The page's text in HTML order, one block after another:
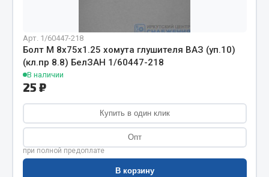
Автомобильный инструмент
Измерительный инструмент
Крепежный инструмент
Режущий инструмент
Слесарный инструмент
Столярный инструмент
Показать ещё
Арт. 1/60447-218
Болт М 8х75х1.25 хомута глушителя ВАЗ (уп.10)
(кл.пр 8.8) БелЗАН 1/60447-218
В наличии
25 ₽
Купить в один клик
Опт
при полной предоплате
В корзину